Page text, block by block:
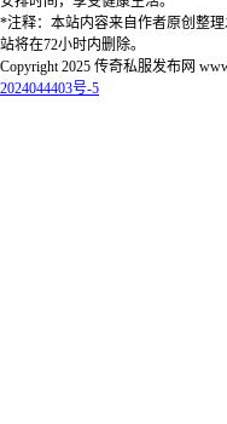
*注释：本站内容来自作者原创整
站将在72小时内删除。
Copyright 2025 传奇私服发布网
2024044403号-5